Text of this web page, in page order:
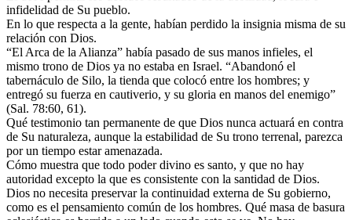
infidelidad de Su pueblo.
En lo que respecta a la gente, habían perdido la insignia misma de su
relación con Dios.
“El Arca de la Alianza” había pasado de sus manos infieles, el
mismo trono de Dios ya no estaba en Israel. “Abandonó el
tabernáculo de Silo, la tienda que colocó entre los hombres; y
entregó su fuerza en cautiverio, y su gloria en manos del enemigo”
(Sal. 78:60, 61).
Qué testimonio tan permanente de que Dios nunca actuará en contra
de Su naturaleza, aunque la estabilidad de Su trono terrenal, parezca
por un tiempo estar amenazada.
Cómo muestra que todo poder divino es santo, y que no hay
autoridad excepto la que es consistente con la santidad de Dios.
Dios no necesita preservar la continuidad externa de Su gobierno,
como es el pensamiento común de los hombres. Qué masa de basura